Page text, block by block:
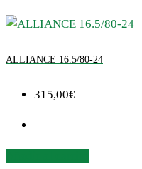
ALLIANCE 16.5/80-24
315,00€